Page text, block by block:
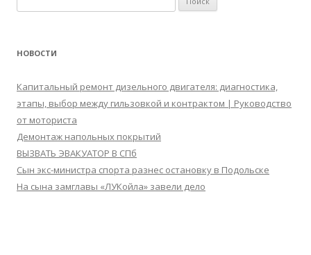
НОВОСТИ
Капитальный ремонт дизельного двигателя: диагностика,
этапы, выбор между гильзовкой и контрактом | Руководство
от моториста
Демонтаж напольных покрытий
ВЫЗВАТЬ ЭВАКУАТОР В СПб
Сын экс-министра спорта разнес остановку в Подольске
На сына замглавы «ЛУКойла» завели дело